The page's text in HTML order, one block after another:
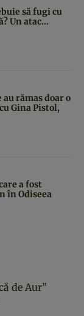
să fugi cu
Un atac...
rămas doar o
Gina Pistol,
a fost
în Odiseea
de Aur”